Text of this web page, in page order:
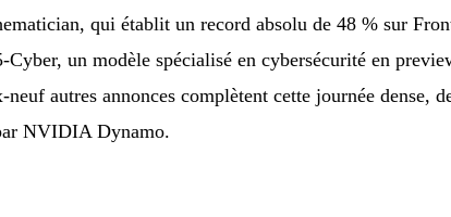
qui établit un record absolu de 48 % sur
un modèle spécialisé en cybersécurité en
autres annonces complètent cette journée dense,
NVIDIA Dynamo.